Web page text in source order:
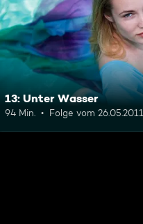
13: Unter Wasser
94 Min. Folge vom 26.05.2011